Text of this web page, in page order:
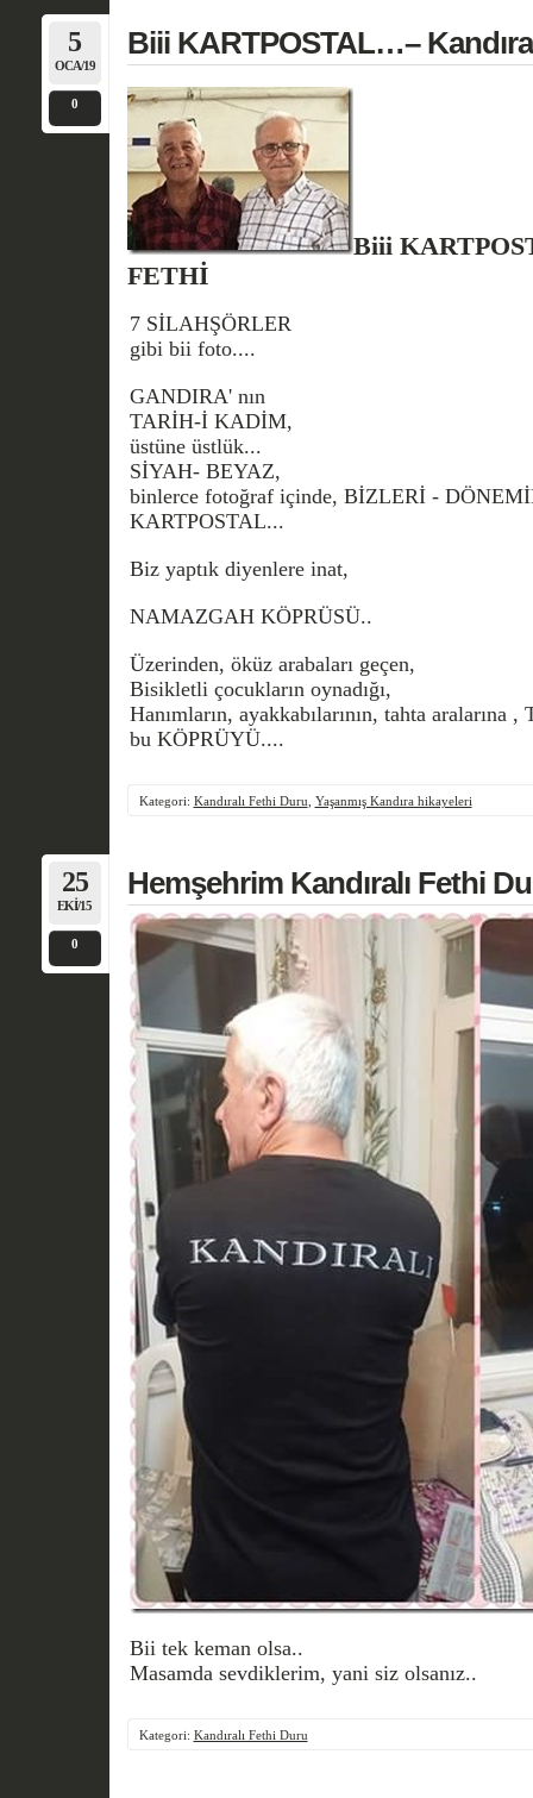
5
OCA/19
0
Biii KARTPOSTAL…–
Biii
FETHİ
7 SİLAHŞÖRLER
gibi bii foto....
GANDIRA' nın
TARİH-İ KADİM,
üstüne üstlük...
SİYAH- BEYAZ,
binlerce fotoğraf içinde, BİZLERİ -
KARTPOSTAL...
Biz yaptık diyenlere inat,
NAMAZGAH KÖPRÜSÜ..
Üzerinden, öküz arabaları geçen,
Bisikletli çocukların oynadığı,
Hanımların, ayakkabılarının, tahta aralarına
bu KÖPRÜYÜ....
Kategori: Kandıralı Fethi Duru Yaşanmış Kandıra hikayeleri
25
EKI/15
0
Hemşehrim Kandıralı Fethi
Bii tek keman olsa..
Masamda sevdiklerim, yani siz olsanız..
Kategori: Kandıralı Fethi Duru